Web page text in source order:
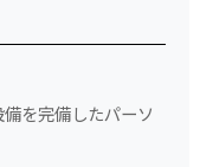
を完備したパーソ